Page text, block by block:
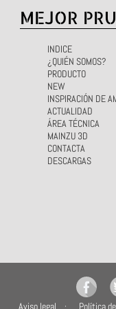
MEJOR
INDICE
¿QUIÉN SOMOS?
PRODUCTO
NEW
INSPIRACIÓN DE
ACTUALIDAD
ÁREA TÉCNICA
MAINZU 3D
CONTACTA
DESCARGAS
Aviso legal Política